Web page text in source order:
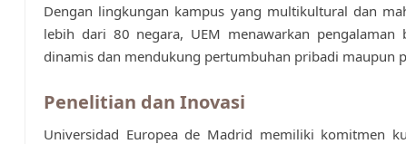
Dengan lingkungan kampus yang multikultural dan
lebih dari 80 negara, UEM menawarkan pengalaman
dinamis dan mendukung pertumbuhan pribadi maupun
Penelitian dan Inovasi
Universidad Europea de Madrid memiliki komitmen